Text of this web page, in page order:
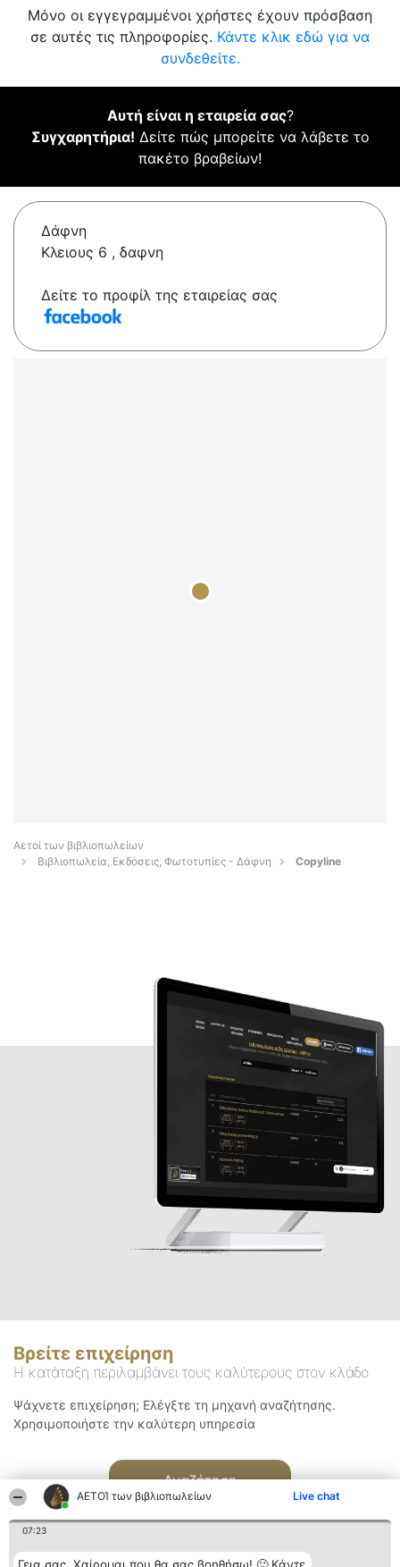
ΑΕΤΟΊ των βιβλιοπωλείων Live chat
07:23
Μόνο οι εγγεγραμμένοι χρήστες έχουν πρόσβαση
σε αυτές τις πληροφορίες. Κάντε κλικ εδώ για να
συνδεθείτε.
Αυτή είναι η εταιρεία σας?
Συγχαρητήρια! Δείτε πώς μπορείτε να λάβετε το
πακέτο βραβείων!
Δάφνη
Κλειους 6 , δαφνη
Δείτε το προφίλ της εταιρείας σας
Αετοί των βιβλιοπωλείων
Βιβλιοπωλεία, Εκδόσεις, Φωτοτυπίες - Δάφνη
Copyline
Βρείτε επιχείρηση
Η κατάταξη περιλαμβάνει τους καλύτερους στον κλάδο
Ψάχνετε επιχείρηση; Ελέγξτε τη μηχανή αναζήτησης.
Χρησιμοποιήστε την καλύτερη υπηρεσία
Αναζήτηση